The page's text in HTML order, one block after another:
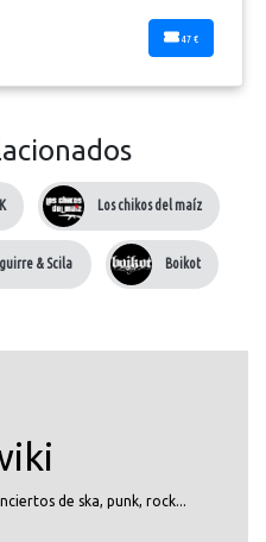
47 €
Los chikos del maíz
& Scila Boikot
de ska, punk, rock...